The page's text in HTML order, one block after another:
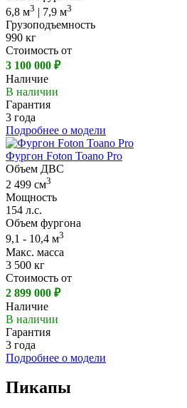
6,8 м3 | 7,9 м3
Грузоподъемность
990 кг
Стоимость от
3 100 000 ₽
Наличие
В наличии
Гарантия
3 года
Подробнее о модели
Фургон Foton Toano Pro
Объем ДВС
2 499 см3
Мощность
154 л.с.
Объем фургона
9,1 - 10,4 м3
Макс. масса
3 500 кг
Стоимость от
2 899 000 ₽
Наличие
В наличии
Гарантия
3 года
Подробнее о модели
Пикапы